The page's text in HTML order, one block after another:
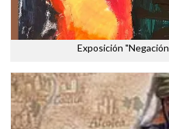
Exposición